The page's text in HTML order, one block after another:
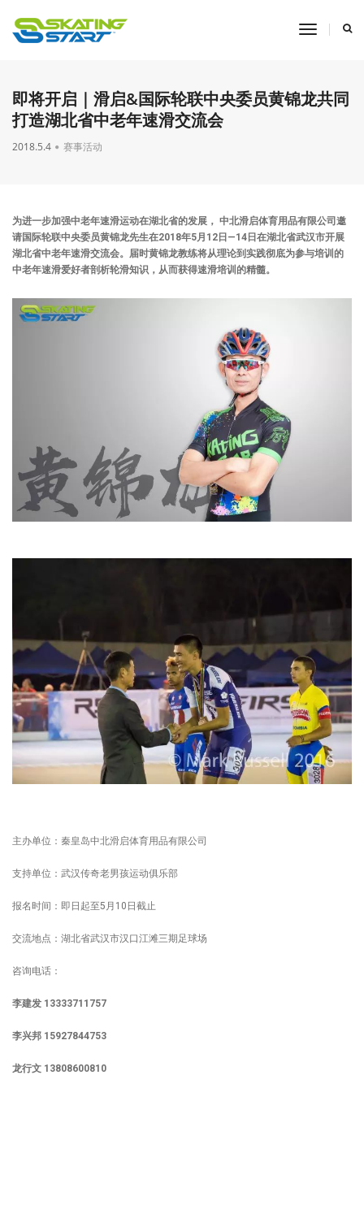
toggle
即将开启｜滑启&国际轮联中央委员黄锦龙共同
打造湖北省中老年速滑交流会
2018.5.4 赛事活动
为进一步加强中老年速滑运动在湖北省的发展， 中北滑启体育用品有限公司邀
请国际轮联中央委员黄锦龙先生在2018年5月12日—14日在湖北省武汉市开展
湖北省中老年速滑交流会。届时黄锦龙教练将从理论到实践彻底为参与培训的
中老年速滑爱好者剖析轮滑知识，从而获得速滑培训的精髓。
主办单位：秦皇岛中北滑启体育用品有限公司
支持单位：武汉传奇老男孩运动俱乐部
报名时间：即日起至5月10日截止
交流地点：湖北省武汉市汉口江滩三期足球场
咨询电话：
李建发 13333711757
李兴邦 15927844753
龙行文 13808600810